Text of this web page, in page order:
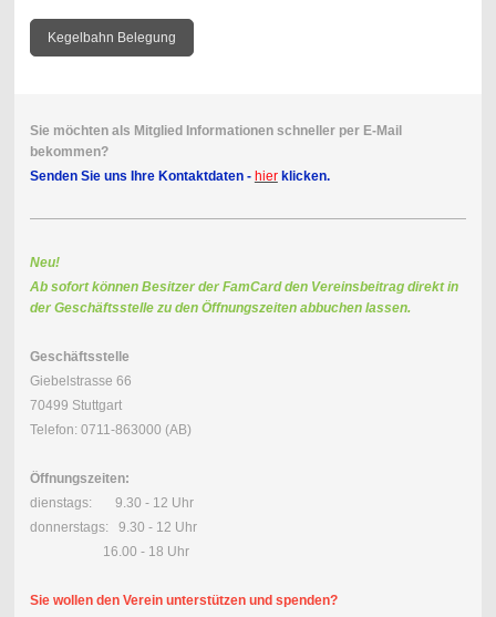
Kegelbahn Belegung
Sie möchten als Mitglied Informationen schneller per E-Mail
bekommen?
Senden Sie uns Ihre Kontaktdaten - hierklicken.
Neu!
Ab sofort können Besitzer der FamCard den Vereinsbeitrag direkt in
der Geschäftsstelle zu den Öffnungszeiten abbuchen lassen.
Geschäftsstelle
Giebelstrasse 66
70499 Stuttgart
Telefon: 0711-863000 (AB)
Öffnungszeiten:
dienstags: 9.30 - 12 Uhr
donnerstags: 9.30 - 12 Uhr
16.00 - 18 Uhr
Sie wollen den Verein unterstützen und spenden?